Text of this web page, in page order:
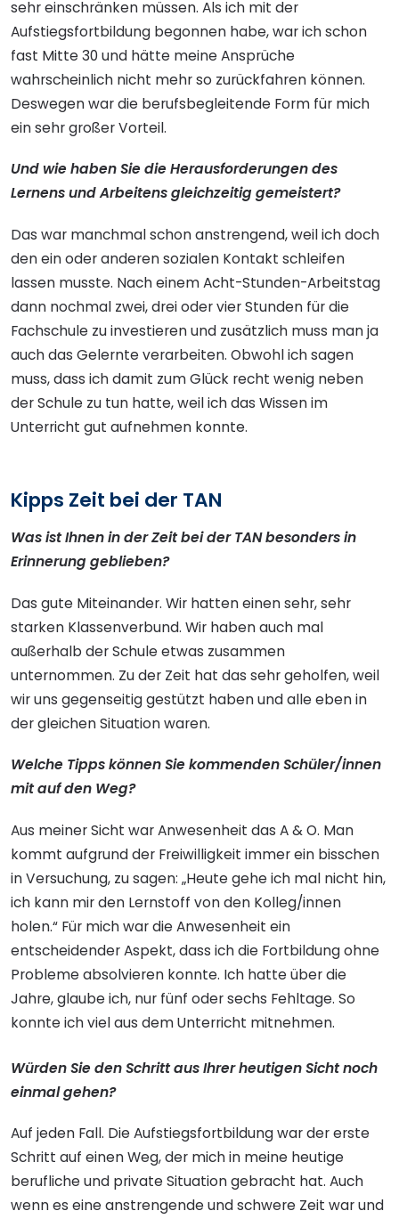
sehr einschränken müssen. Als ich mit der
Aufstiegsfortbildung begonnen habe, war ich schon
fast Mitte 30 und hätte meine Ansprüche
wahrscheinlich nicht mehr so zurückfahren können.
Deswegen war die berufsbegleitende Form für mich
ein sehr großer Vorteil.
Und wie haben Sie die Herausforderungen des
Lernens und Arbeitens gleichzeitig gemeistert?
Das war manchmal schon anstrengend, weil ich doch
den ein oder anderen sozialen Kontakt schleifen
lassen musste. Nach einem Acht-Stunden-Arbeitstag
dann nochmal zwei, drei oder vier Stunden für die
Fachschule zu investieren und zusätzlich muss man ja
auch das Gelernte verarbeiten. Obwohl ich sagen
muss, dass ich damit zum Glück recht wenig neben
der Schule zu tun hatte, weil ich das Wissen im
Unterricht gut aufnehmen konnte.
Kipps Zeit bei der TAN
Was ist Ihnen in der Zeit bei der TAN besonders in
Erinnerung geblieben?
Das gute Miteinander. Wir hatten einen sehr, sehr
starken Klassenverbund. Wir haben auch mal
außerhalb der Schule etwas zusammen
unternommen. Zu der Zeit hat das sehr geholfen, weil
wir uns gegenseitig gestützt haben und alle eben in
der gleichen Situation waren.
Welche Tipps können Sie kommenden Schüler/innen
mit auf den Weg?
Aus meiner Sicht war Anwesenheit das A & O. Man
kommt aufgrund der Freiwilligkeit immer ein bisschen
in Versuchung, zu sagen: „Heute gehe ich mal nicht hin,
ich kann mir den Lernstoff von den Kolleg/innen
holen.“ Für mich war die Anwesenheit ein
entscheidender Aspekt, dass ich die Fortbildung ohne
Probleme absolvieren konnte. Ich hatte über die
Jahre, glaube ich, nur fünf oder sechs Fehltage. So
konnte ich viel aus dem Unterricht mitnehmen.
Würden Sie den Schritt aus Ihrer heutigen Sicht noch
einmal gehen?
Auf jeden Fall. Die Aufstiegsfortbildung war der erste
Schritt auf einen Weg, der mich in meine heutige
berufliche und private Situation gebracht hat. Auch
wenn es eine anstrengende und schwere Zeit war und